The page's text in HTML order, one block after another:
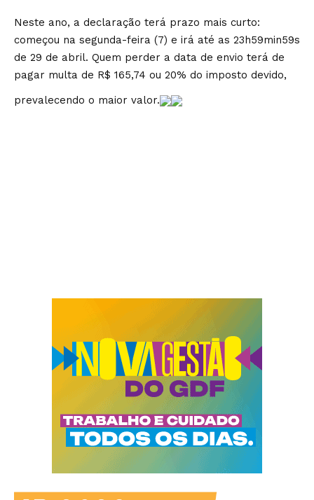
Neste ano, a declaração terá prazo mais curto:
começou na segunda-feira (7) e irá até as 23h59min59s
de 29 de abril. Quem perder a data de envio terá de
pagar multa de R$ 165,74 ou 20% do imposto devido,
prevalecendo o maior valor.